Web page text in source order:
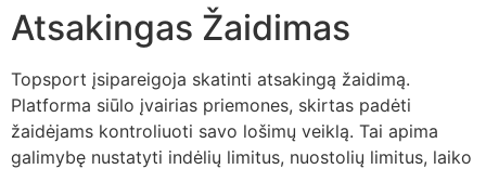
Atsakingas Žaidimas
Topsport įsipareigoja skatinti atsakingą žaidimą.
Platforma siūlo įvairias priemones, skirtas padėti
žaidėjams kontroliuoti savo lošimų veiklą. Tai apima
galimybę nustatyti indėlių limitus, nuostolių limitus, laiko